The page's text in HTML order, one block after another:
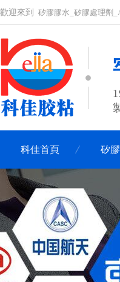
歡迎來到 矽膠膠水_矽膠處理劑
科佳首頁 矽
聯係科佳